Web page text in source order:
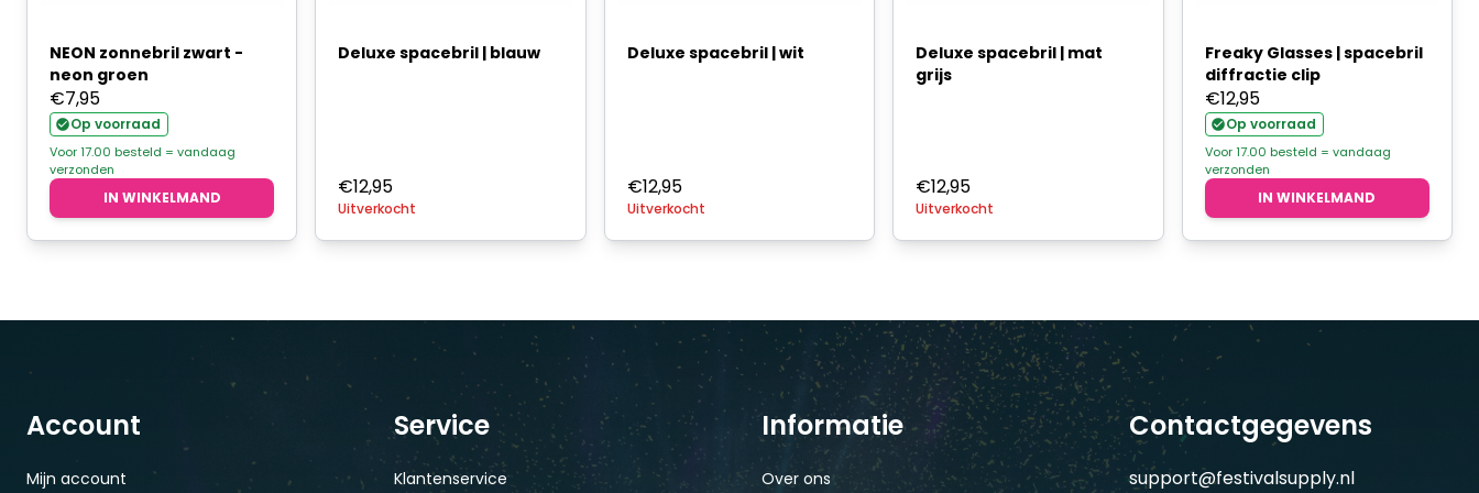
NEON zonnebril zwart -
neon groen
€7,95
Op voorraad
Voor 17.00 besteld = vandaag
verzonden
IN WINKELMAND
Deluxe spacebril | blauw
€12,95
Uitverkocht
Deluxe spacebril | wit
€12,95
Uitverkocht
Deluxe spacebril | mat
grijs
€12,95
Uitverkocht
Freaky Glasses | spacebril
diffractie clip
€12,95
Op voorraad
Voor 17.00 besteld = vandaag
verzonden
IN WINKELMAND
Account
Mijn account
Service
Klantenservice
Informatie
Over ons
Contactgegevens
support@festivalsupply.nl